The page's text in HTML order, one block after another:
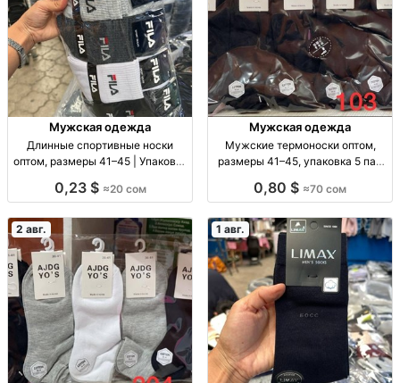
Мужская одежда
Длинные спортивные носки
оптом, размеры 41–45 | Упаковка
45, уп. 10 шт., 20 сом/уп.
0,23 $ ≈20 сом
Мужская одежда
Мужские термоноски оптом,
размеры 41–45, упаковка 5 пар
5 шт., опт.
0,80 $ ≈70 сом
2 авг. 1 авг.